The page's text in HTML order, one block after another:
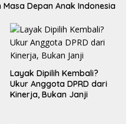
Depan Anak Indonesia
Layak Dipilih Kembali?
Ukur Anggota DPRD dari
Kinerja, Bukan Janji